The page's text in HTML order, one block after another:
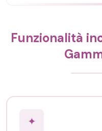
Funzionalità
✦